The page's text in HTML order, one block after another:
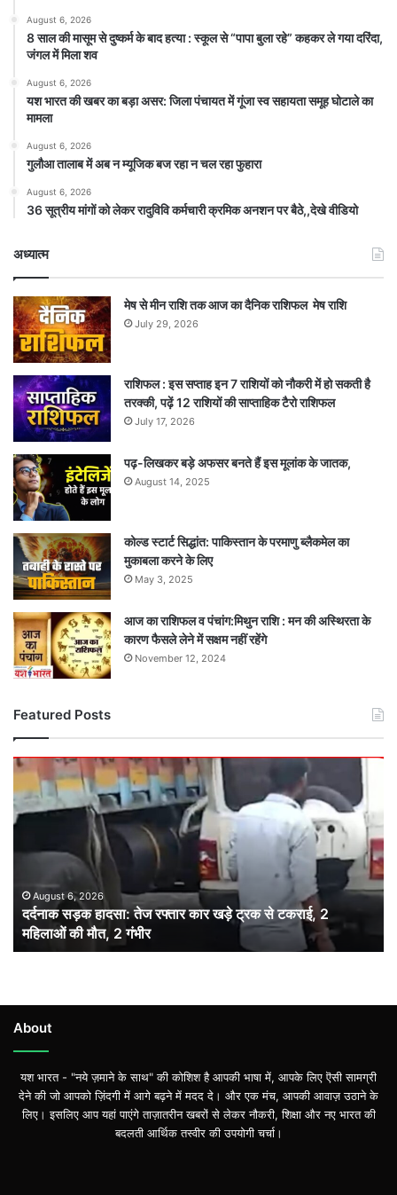
August 6, 2026
8 साल की मासूम से दुष्कर्म के बाद हत्या : स्कूल से “पापा बुला रहे” कहकर ले गया दरिंदा,
जंगल में मिला शव
August 6, 2026
यश भारत की खबर का बड़ा असर: जिला पंचायत में गूंजा स्व सहायता समूह घोटाले का
मामला
August 6, 2026
गुलौआ तालाब में अब न म्यूजिक बज रहा न चल रहा फुहारा
August 6, 2026
36 सूत्रीय मांगों को लेकर रादुविवि कर्मचारी क्रमिक अनशन पर बैठे,,देखे वीडियो
अध्यात्म
मेष से मीन राशि तक आज का दैनिक राशिफल मेष राशि
July 29, 2026
राशिफल : इस सप्ताह इन 7 राशियों को नौकरी में हो सकती है
तरक्की, पढ़ें 12 राशियों की साप्ताहिक टैरो राशिफल
July 17, 2026
पढ़-लिखकर बड़े अफसर बनते हैं इस मूलांक के जातक,
August 14, 2025
कोल्ड स्टार्ट सिद्धांत: पाकिस्तान के परमाणु ब्लैकमेल का
मुकाबला करने के लिए
May 3, 2025
आज का राशिफल व पंचांग:मिथुन राशि : मन की अस्थिरता के
कारण फैसले लेने में सक्षम नहीं रहेंगे
November 12, 2024
Featured Posts
दर्दनाक
हादसा:
तेज
कार
ट्रक
टकराई,
2
मौत,
2
August 6, 2026
दर्दनाक सड़क हादसा: तेज रफ्तार कार खड़े ट्रक से टकराई, 2
महिलाओं की मौत, 2 गंभीर
About
यश भारत - "नये ज़माने के साथ" की कोशिश है आपकी भाषा में, आपके लिए ऎसी सामग्री
देने की जो आपको ज़िंदगी में आगे बढ़ने में मदद दे। और एक मंच, आपकी आवाज़ उठाने के
लिए। इसलिए आप यहां पाएंगे ताज़ातरीन खबरों से लेकर नौकरी, शिक्षा और नए भारत की
बदलती आर्थिक तस्वीर की उपयोगी चर्चा।